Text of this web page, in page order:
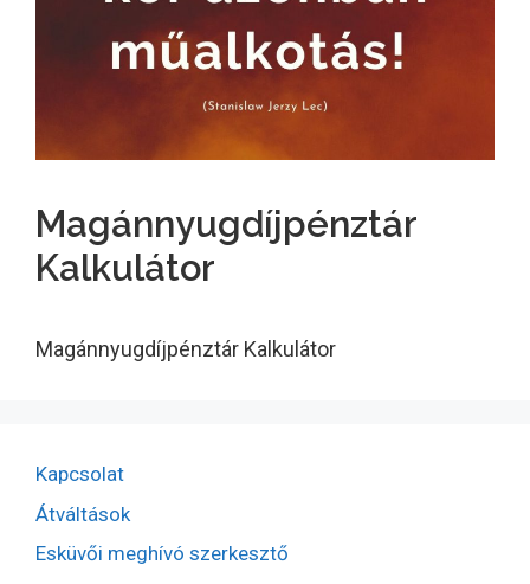
Magánnyugdíjpénztár
Kalkulátor
Magánnyugdíjpénztár Kalkulátor
Kapcsolat
Átváltások
Esküvői meghívó szerkesztő